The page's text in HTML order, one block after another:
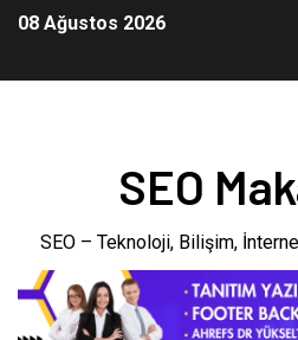
08 Ağustos 2026
SEO
SEO – Teknoloji, Bilişim,